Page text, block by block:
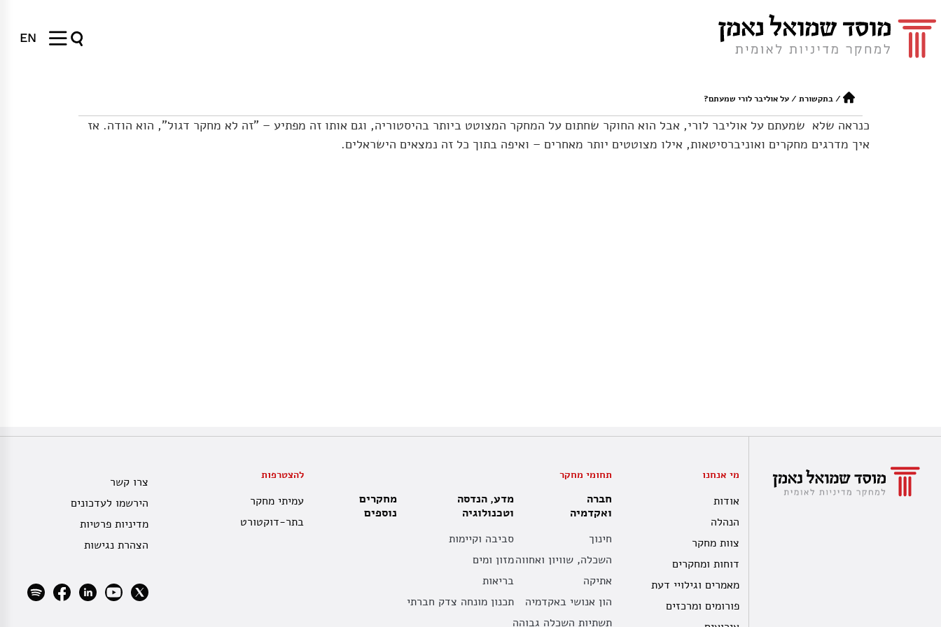
EN
/בתקשורת /על אוליבר לורי שמעתם?
כנראה שלא שמעתם על אוליבר לורי, אבל הוא החוקר שחתום על המחקר המצוטט ביותר בהיסטוריה, וגם אותו זה מפתיע – "זה לא מחקר דגול", הוא הודה. אז
איך מדרגים מחקרים ואוניברסיטאות, אילו מצוטטים יותר מאחרים – ואיפה בתוך כל זה נמצאים הישראלים.
מי אנחנו
אודות
הנהלה
צוות מחקר
דוחות ומחקרים
מאמרים וגילויי דעת
פורומים ומרכזים
תחומי מחקר
חברה
ואקדמיה
חינוך
השכלה, שוויון ואחווה
אתיקה
הון אנושי באקדמיה
תשתיות השכלה גבוהה
מדע, הנדסה
וטכנולוגיה
סביבה וקיימות
מזון ומים
בריאות
תכנון מונחה צדק חברתי
מחקרים
נוספים
להצטרפות
עמיתי מחקר
בתר-דוקטורט
צרו קשר
הירשמו לעדכונים
מדיניות פרטיות
הצהרת נגישות